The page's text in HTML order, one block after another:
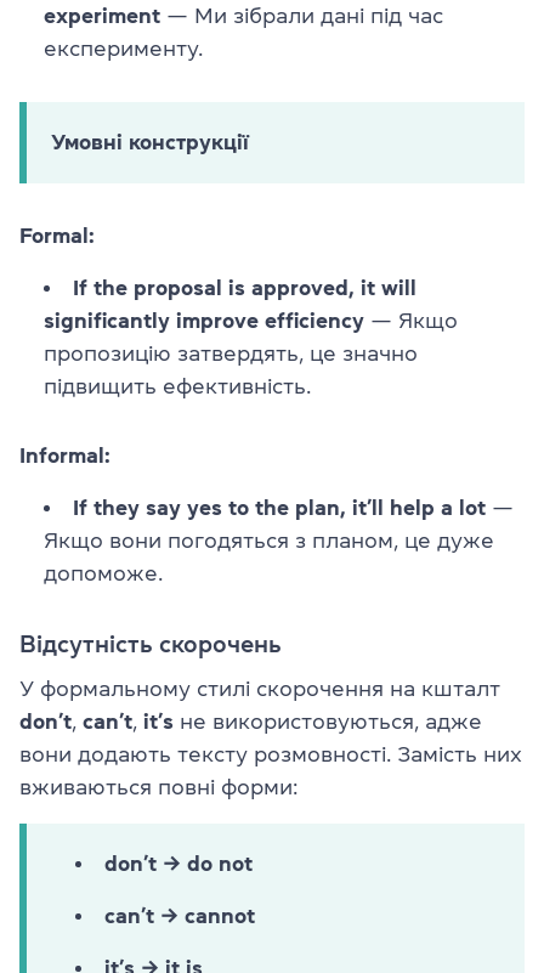
experiment — Ми зібрали дані під час
експерименту.
Умовні конструкції
Formal:
If the proposal is approved, it will
significantly improve efficiency — Якщо
пропозицію затвердять, це значно
підвищить ефективність.
Informal:
If they say yes to the plan, it’ll help a lot —
Якщо вони погодяться з планом, це дуже
допоможе.
Відсутність скорочень
У формальному стилі скорочення на кшталт
don’t can’t it’s не використовуються, адже
вони додають тексту розмовності. Замість них
вживаються повні форми:
don’t → do not
can’t → cannot
it’s → it is